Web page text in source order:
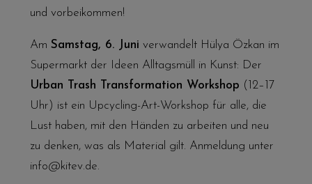
und vorbeikommen!
Am Samstag, 6. Juni verwandelt Hülya Özkan im
Supermarkt der Ideen Alltagsmüll in Kunst: Der
Urban Trash Transformation Workshop (12–17
Uhr) ist ein Upcycling-Art-Workshop für alle, die
Lust haben, mit den Händen zu arbeiten und neu
zu denken, was als Material gilt. Anmeldung unter
info@kitev.de.